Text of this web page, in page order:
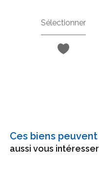
Sélectionner
Ces biens peuvent
aussi vous intéresser